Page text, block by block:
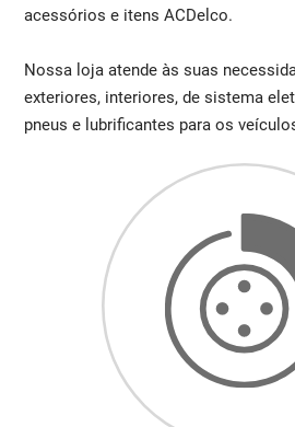
acessórios e itens ACDelco.
Nossa loja atende às suas
exteriores, interiores, de sistema
pneus e lubrificantes para os